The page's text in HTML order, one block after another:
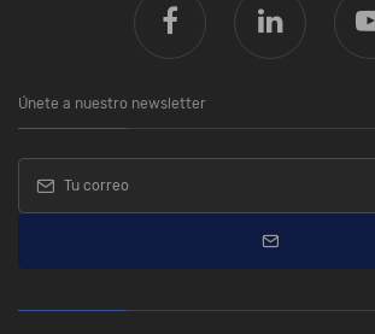
Únete a nuestro newsletter